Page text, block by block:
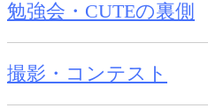
勉強会・CUTEの裏側
撮影・コンテスト